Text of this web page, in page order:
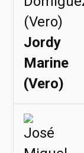
Jordy
Marine
(Vero)